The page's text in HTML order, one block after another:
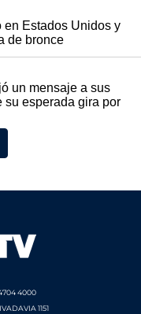
Estados Unidos y
de bronce
un mensaje a sus
su esperada gira por
4000
1151